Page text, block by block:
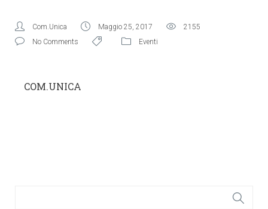
Com.Unica Maggio 25, 2017
2155
No Comments
Eventi
COM.UNICA